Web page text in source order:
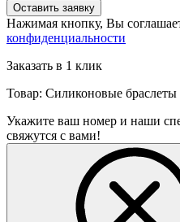
Нажимая кнопку, Вы
конфиденциальности
Заказать в 1 клик
Товар: Силиконовые браслеты
Укажите ваш номер и наши
свяжутся с вами!